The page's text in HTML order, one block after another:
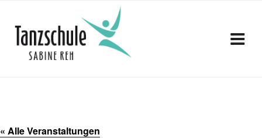
springen
« Alle Veranstaltungen